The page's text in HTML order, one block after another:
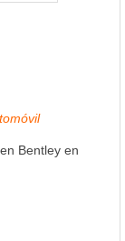
Bentley en